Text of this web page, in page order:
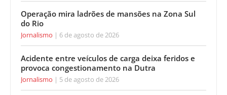
Operação mira ladrões de mansões na Zona Sul
do Rio
Jornalismo 6 de agosto de 2026
Acidente entre veículos de carga deixa feridos e
provoca congestionamento na Dutra
Jornalismo 5 de agosto de 2026